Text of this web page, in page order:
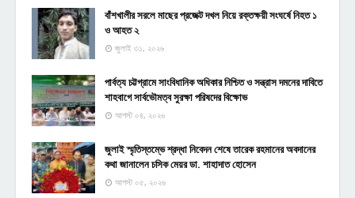
বাঁশখালীর সরলে মাছের প্রজেক্ট দখল নিয়ে রক্তক্ষয়ী সংঘর্ষে নিহত ১
ও আহত ২
জুলাই ৩১, ২০২৬
পার্বত্য চট্টগ্রামে সাংবিধানিক অধিকার নিশ্চিত ও সন্ত্রাস দমনের দাবিতে
শাহবাগে সার্বভৌমত্ব সুরক্ষা পরিষদের বিক্ষোভ
আগস্ট ০৪, ২০২৬
জুলাই স্মৃতিস্তম্ভে শ্রদ্ধা নিবেদন শেষে তারেক রহমানের অবদানের
কথা জানালেন চসিক মেয়র ডা. শাহাদাত হোসেন
আগস্ট ০৫, ২০২৬